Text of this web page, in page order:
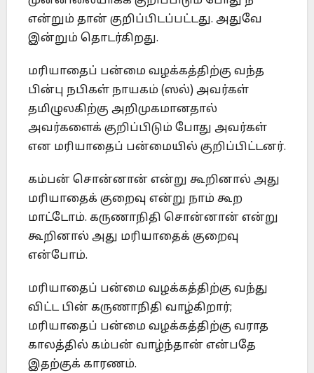
என்றும் தான் குறிப்பிடப்பட்டது. அதுவே
இன்றும் தொடர்கிறது.
மரியாதைப் பன்மை வழக்கத்திற்கு வந்த
பின்பு நபிகள் நாயகம் (ஸல்) அவர்கள்
தமிழுலகிற்கு அறிமுகமானதால்
அவர்களைக் குறிப்பிடும் போது அவர்கள்
என மரியாதைப் பன்மையில் குறிப்பிட்டனர்.
கம்பன் சொன்னான் என்று கூறினால் அது
மரியாதைக் குறைவு என்று நாம் கூற
மாட்டோம். கருணாநிதி சொன்னான் என்று
கூறினால் அது மரியாதைக் குறைவு
என்போம்.
மரியாதைப் பன்மை வழக்கத்திற்கு வந்து
விட்ட பின் கருணாநிதி வாழ்கிறார்;
மரியாதைப் பன்மை வழக்கத்திற்கு வராத
காலத்தில் கம்பன் வாழ்ந்தான் என்பதே
இதற்குக் காரணம்.